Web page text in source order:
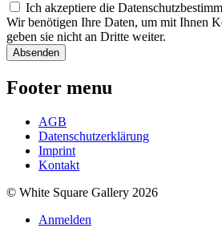
Ich akzeptiere die
Wir benötigen Ihre Daten, um mit Ihnen
geben sie nicht an Dritte weiter.
Footer menu
AGB
Datenschutzerklärung
Imprint
Kontakt
© White Square Gallery 2026
Anmelden